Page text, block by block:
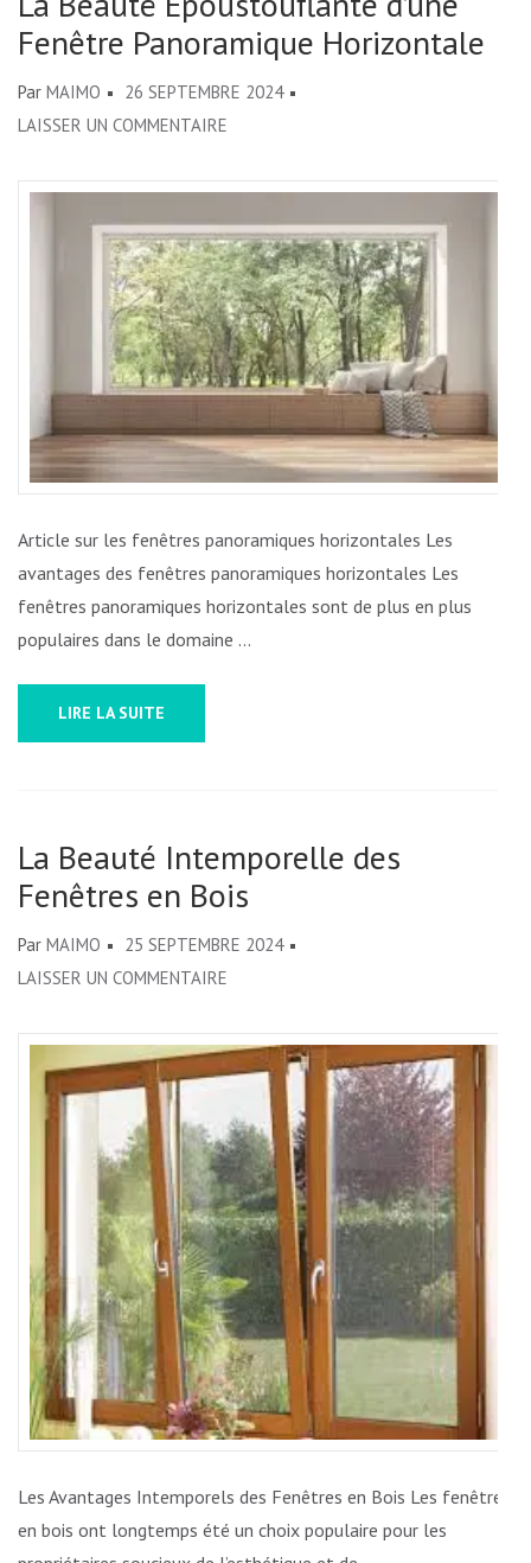
Fenêtre Panoramique Horizontale
Par MAIMO
26 SEPTEMBRE 2024
LAISSER UN COMMENTAIRE
BEAUTÉ
ÉPOUSTOUFLANTE
D’UNE
FENÊTRE
PANORAMIQUE
HORIZONTALE
Article sur les fenêtres panoramiques horizontales Les
avantages des fenêtres panoramiques horizontales Les
fenêtres panoramiques horizontales sont de plus en plus
populaires dans le domaine …
LIRE LA SUITE
La Beauté Intemporelle des
Fenêtres en Bois
Par MAIMO
25 SEPTEMBRE 2024
LAISSER UN COMMENTAIRE
BEAUTÉ
INTEMPORELLE
FENÊTRES
EN
BOIS
Les Avantages Intemporels des Fenêtres en Bois Les fenêtres
en bois ont longtemps été un choix populaire pour les